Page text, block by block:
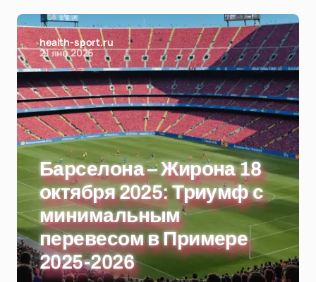
health-sport.ru
21 янв 2026
Барселона – Жирона 18
октября 2025: Триумф с
минимальным
перевесом в Примере
2025-2026